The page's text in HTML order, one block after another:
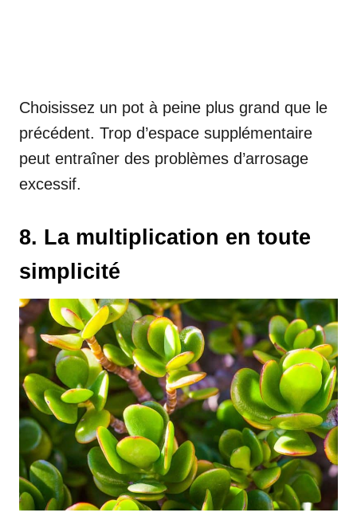
Choisissez un pot à peine plus grand que le
précédent. Trop d’espace supplémentaire
peut entraîner des problèmes d’arrosage
excessif.
8. La multiplication en toute
simplicité